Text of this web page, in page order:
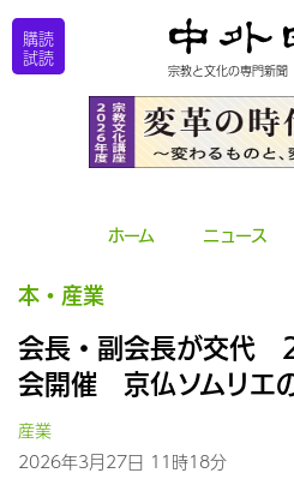
購読
試読
宗教と文化の専門新
ホーム ニュース
本・産業
会長・副会長が交代
会開催 京仏ソムリエ
産業
2026年3月27日 11時18分